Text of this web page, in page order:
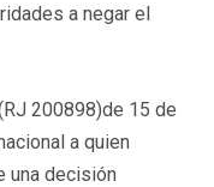
a negar el
200898)de 15 de
a quien
una decisión